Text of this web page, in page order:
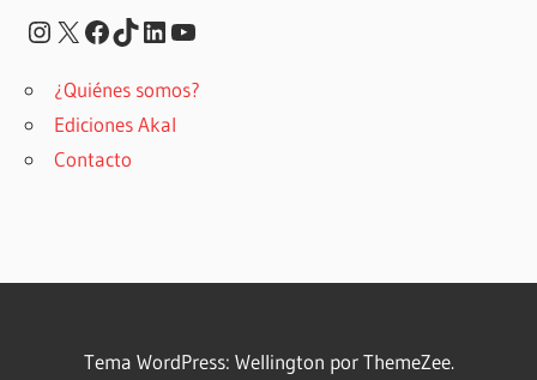
Instagram
X Facebook
TikTok
LinkedIn
YouTube
¿Quiénes somos?
Ediciones Akal
Contacto
Tema WordPress: Wellington por ThemeZee.